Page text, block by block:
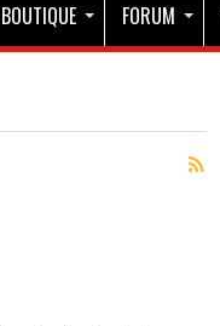
BOUTIQUE FORUM